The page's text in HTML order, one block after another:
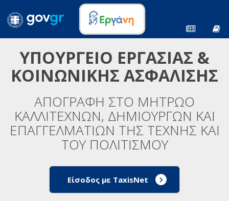
ΥΠΟΥΡΓΕΙΟ ΕΡΓΑΣΙΑΣ &
ΚΟΙΝΩΝΙΚΗΣ ΑΣΦΑΛΙΣΗΣ
ΑΠΟΓΡΑΦΗ ΣΤΟ ΜΗΤΡΩΟ
ΚΑΛΛΙΤΕΧΝΩΝ, ΔΗΜΙΟΥΡΓΩΝ ΚΑΙ
ΕΠΑΓΓΕΛΜΑΤΙΩΝ ΤΗΣ ΤΕΧΝΗΣ ΚΑΙ
ΤΟΥ ΠΟΛΙΤΙΣΜΟΥ
Είσοδος με TaxisNet